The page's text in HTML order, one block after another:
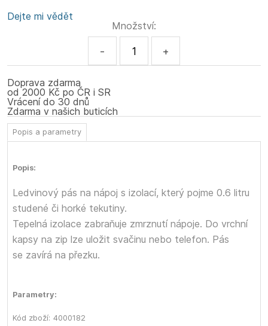
Dejte mi vědět
Množství:
- +
Doprava zdarma
od 2000 Kč po ČR i SR
Vrácení do 30 dnů
Zdarma v našich buticích
Popis a parametry
Popis:
Ledvinový pás na nápoj s izolací, který pojme 0.6 litru
studené či horké tekutiny.
Tepelná izolace zabraňuje zmrznutí nápoje. Do vrchní
kapsy na zip lze uložit svačinu nebo telefon. Pás
se zavírá na přezku.
Parametry:
Kód zboží: 4000182